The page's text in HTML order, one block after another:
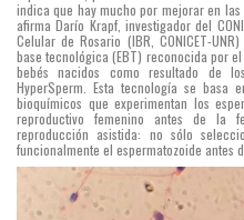
indica que hay mucho por mejorar en
afirma Darío Krapf, investigador del
Celular de Rosario (IBR, CONICET-
base tecnológica (EBT) reconocida por
bebés nacidos como resultado de
HyperSperm. Esta tecnología se basa
bioquímicos que experimentan los
reproductivo femenino antes de la
reproducción asistida: no sólo
funcionalmente el espermatozoide antes
nacimientos
por
año.
Esta
diferencia
nos
indica